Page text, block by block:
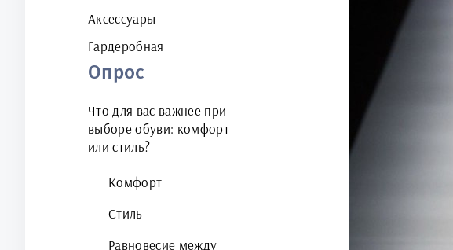
Аксессуары
Гардеробная
Опрос
Что для вас важнее при
выборе обуви: комфорт
или стиль?
Комфорт
Стиль
Равновесие между